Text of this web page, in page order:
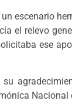
escenario
el relevo
ese
Nacional